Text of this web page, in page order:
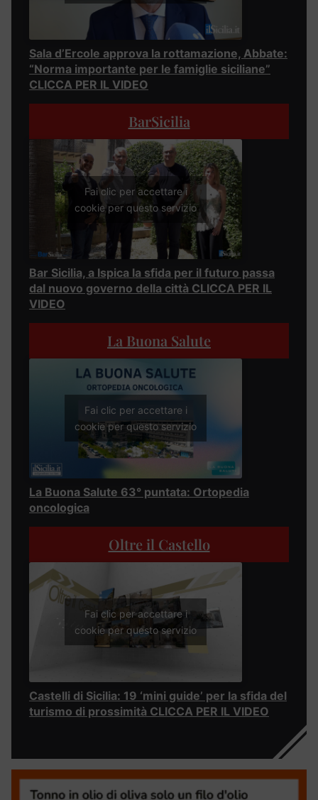
Sala d’Ercole approva la rottamazione, Abbate:
“Norma importante per le famiglie siciliane”
CLICCA PER IL VIDEO
BarSicilia
Fai clic per accettare i
cookie per questo servizio
Bar Sicilia, a Ispica la sfida per il futuro passa
dal nuovo governo della città CLICCA PER IL
VIDEO
La Buona Salute
Fai clic per accettare i
cookie per questo servizio
La Buona Salute 63° puntata: Ortopedia
oncologica
Oltre il Castello
Fai clic per accettare i
cookie per questo servizio
Castelli di Sicilia: 19 ‘mini guide’ per la sfida del
turismo di prossimità CLICCA PER IL VIDEO